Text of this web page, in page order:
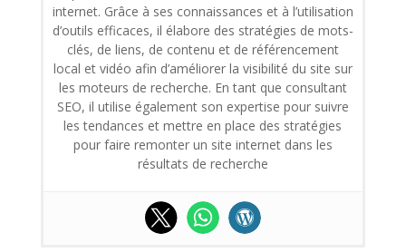
internet. Grâce à ses connaissances et à l’utilisation
d’outils efficaces, il élabore des stratégies de mots-
clés, de liens, de contenu et de référencement
local et vidéo afin d’améliorer la visibilité du site sur
les moteurs de recherche. En tant que consultant
SEO, il utilise également son expertise pour suivre
les tendances et mettre en place des stratégies
pour faire remonter un site internet dans les
résultats de recherche